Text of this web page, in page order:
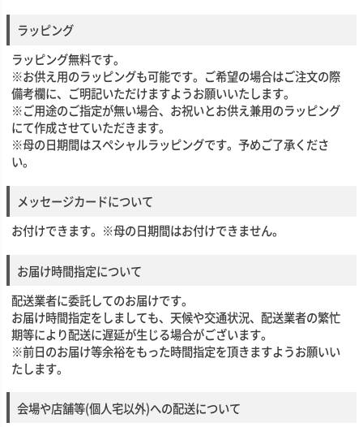
ラッピング
ラッピング無料です。
※お供え用のラッピングも可能です。ご希望の場合はご注文の際
備考欄に、ご明記いただけますようお願いいたします。
※ご用途のご指定が無い場合、お祝いとお供え兼用のラッピング
にて作成させていただきます。
※母の日期間はスペシャルラッピングです。予めご了承くださ
い。
メッセージカードについて
お付けできます。※母の日期間はお付けできません。
お届け時間指定について
配送業者に委託してのお届けです。
お届け時間指定をしましても、天候や交通状況、配送業者の繁忙
期等により配送に遅延が生じる場合がございます。
※前日のお届け等余裕をもった時間指定を頂きますようお願いい
たします。
会場や店舗等(個人宅以外)への配送について